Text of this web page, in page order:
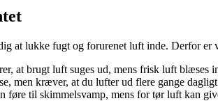
at lukke fugt og forurenet luft inde. Derfor er
at brugt luft suges ud, mens frisk luft blæses
men kræver, at du lufter ud flere gange
føre til skimmelsvamp, mens for tør luft kan